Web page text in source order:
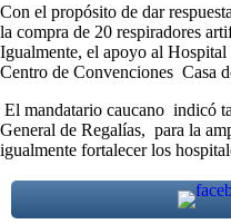
Con el propósito de dar
la compra de 20 respiradores
Igualmente, el apoyo al Hospital
Centro de Convenciones Casa
El mandatario caucano indicó
General de Regalías, para la
igualmente fortalecer los